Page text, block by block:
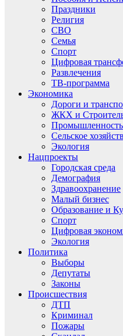
Праздники
Религия
СВО
Семья
Спорт
Цифровая
Развлечения
ТВ-программа
Экономика
Дороги и
ЖКХ и
Промышленность
Сельское
Экология
Нацпроекты
Городская среда
Демография
Здравоохранение
Малый бизнес
Образование и
Спорт
Цифровая
Экология
Политика
Выборы
Депутаты
Законы
Происшествия
ДТП
Криминал
Пожары